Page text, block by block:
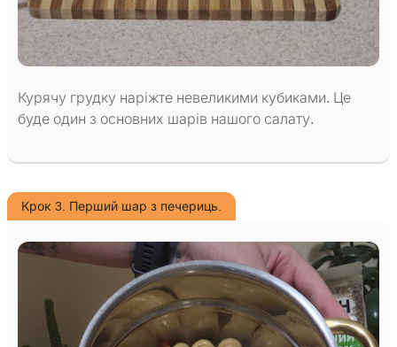
Курячу грудку наріжте невеликими кубиками. Це
буде один з основних шарів нашого салату.
Крок 3. Перший шар з печериць.